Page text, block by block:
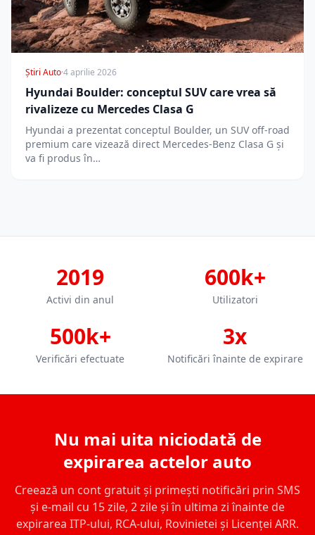
Știri Auto·4 aprilie 2026
Hyundai Boulder: conceptul SUV care vrea să
rivalizeze cu Mercedes Clasa G
Hyundai a prezentat conceptul Boulder, un SUV off-road
premium care vizează direct Mercedes-Benz Clasa G și
va fi produs în…
2019
Activi din anul
600k+
Utilizatori
500k+
Verificări efectuate
3x
Notificări înainte de expirare
Nu mai uita niciodată de
expirarea actelor auto
Creează un cont gratuit și primești notificări prin SMS
și e-mail cu 15 zile, 2 zile și în ultima zi înainte de
expirarea ITP-ului, RCA-ului, Rovinietei și Licenței ARR.